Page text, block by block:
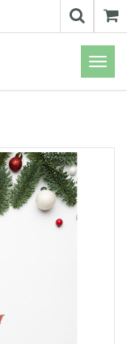
Menú
de